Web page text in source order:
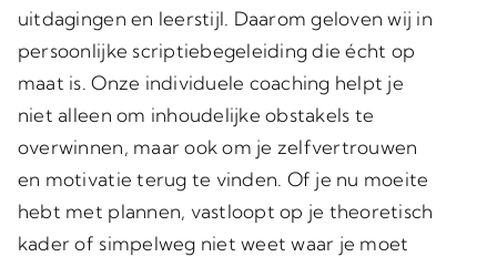
uitdagingen en leerstijl. Daarom geloven wij in
persoonlijke scriptiebegeleiding die écht op
maat is. Onze individuele coaching helpt je
niet alleen om inhoudelijke obstakels te
overwinnen, maar ook om je zelfvertrouwen
en motivatie terug te vinden. Of je nu moeite
hebt met plannen, vastloopt op je theoretisch
kader of simpelweg niet weet waar je moet